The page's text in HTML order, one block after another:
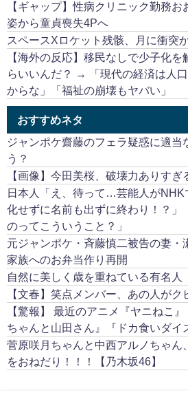
【ギャップ】性病クリニック勤務
姿から童貞喪失4Pへ
スペースXロケット残骸、月に衝突
【海外の反応】移民なしで少子化を
らいいんだ？ → 「現代の経済は人
からな」「福祉の崩壊もヤバい」
おすすめネタ
ジャンポケ齋藤のフェラ疑惑に適当
う？
【画像】今田美桜、破壊力ありすぎ
日本人「え、待って…芸能人がNHK
化せずに名前も出ずに終わり！？」
のってこういうこと？」
元ジャンポケ・斉藤慎二被告の妻・
家族へのお弁当作り再開
自然に美しく歳を重ねている有名人
【文春】笑点メンバー、あの人がク
【驚報】 最近のアニメ『ヤニねこ
ちゃんと山田さん』『ドカ食いダイ
菅原咲月ちゃんと中西アルノちゃん
をおねだり！！！【乃木坂46】